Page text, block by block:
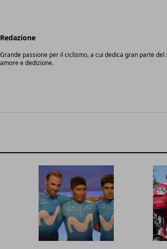
Redazione
Grande passione per il ciclismo, a cui dedica gran parte
amore e dedizione.